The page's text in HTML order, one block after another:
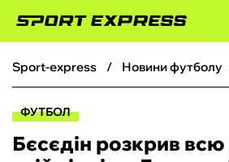
ФУТБОЛ
sport-express новини футболу
ФУТБОЛ
Бєсєдін розкрив